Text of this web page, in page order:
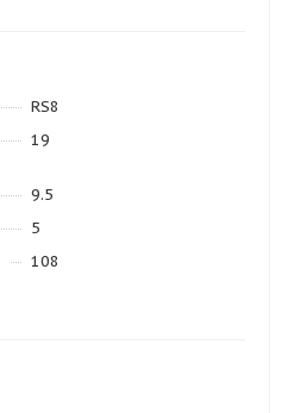
RS8
19
9.5
5
108